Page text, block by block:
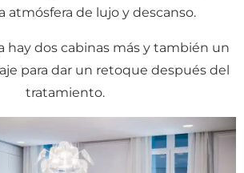
atmósfera de lujo y descanso.
hay dos cabinas más y también un
para dar un retoque después del
tratamiento.